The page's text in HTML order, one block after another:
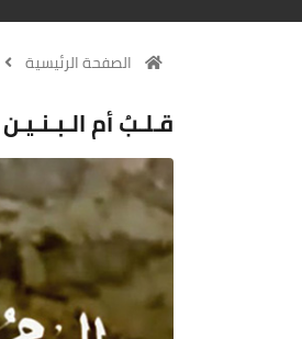
الصفحة الرئيسية
قـلـبُ أم الـبـنـيـن